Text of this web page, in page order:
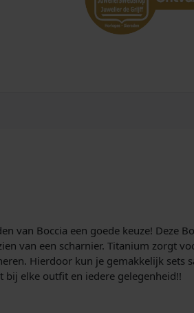
a
a
n
t
van Boccia een goede keuze! Deze
van een scharnier. Titanium zorgt
Hierdoor kun je gemakkelijk sets
bij elke outfit en iedere gelegenheid!!